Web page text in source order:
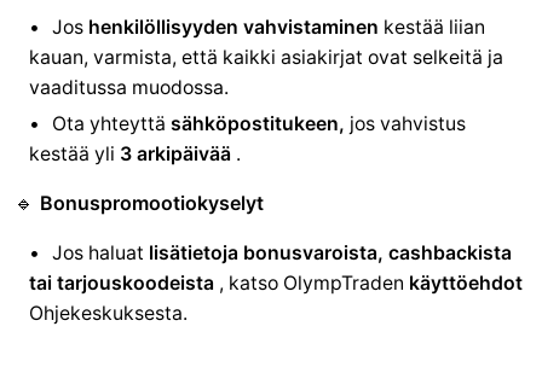
Jos henkilöllisyyden vahvistaminen kestää liian
kauan, varmista, että kaikki asiakirjat ovat selkeitä ja
vaaditussa muodossa.
Ota yhteyttä sähköpostitukeen, jos vahvistus
kestää yli 3 arkipäivää .
🔹 Bonuspromootiokyselyt
Jos haluat lisätietoja bonusvaroista, cashbackista
tai tarjouskoodeista , katso OlympTraden käyttöehdot
Ohjekeskuksesta.